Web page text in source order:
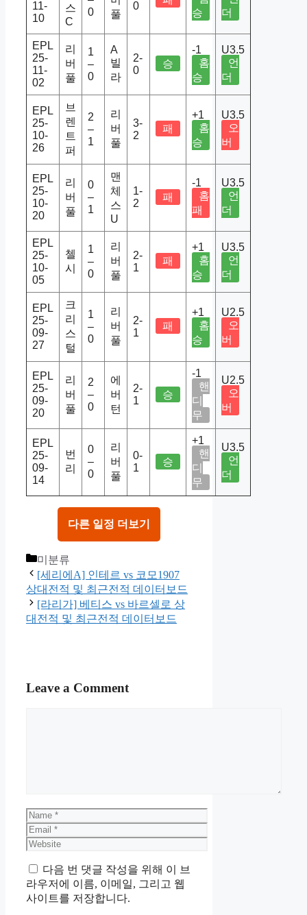
11-
10
스
C
0
풀
0
승
더
EPL
25-
11-
02
리
버
풀
1
–
0
A
빌
라
2-
0
승
-1
홈
승
U3.5
언
더
EPL
25-
10-
26
브
렌
트
퍼
2
–
1
리
버
풀
3-
2
패
+1
홈
승
U3.5
오
버
EPL
25-
10-
20
리
버
풀
0
–
1
맨
체
스
U
1-
2
패
-1
홈
패
U3.5
언
더
EPL
25-
10-
05
첼
시
1
–
0
리
버
풀
2-
1
패
+1
홈
승
U3.5
언
더
EPL
25-
09-
27
크
리
스
털
1
–
0
리
버
풀
2-
1
패
+1
홈
승
U2.5
오
버
EPL
25-
09-
20
리
버
풀
2
–
0
에
버
턴
2-
1
승
-1
핸
디
무
U2.5
오
버
EPL
25-
09-
14
번
리
0
–
0
리
버
풀
0-
1
승
+1
핸
디
무
U3.5
언
더
다른 일정 더보기
Categories
미분류
[세리에A] 인테르 vs 코모1907
상대전적 및 최근전적 데이터보드
[라리가] 베티스 vs 바르셀로 상
대전적 및 최근전적 데이터보드
Leave a Comment
Name
Email
Website
다음 번 댓글 작성을 위해 이 브
라우저에 이름, 이메일, 그리고 웹
사이트를 저장합니다.